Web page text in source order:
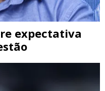
expectativa